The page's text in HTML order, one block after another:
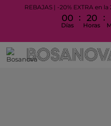
REBAJAS | -20% EXTRA en
00
Días
: 20
Horas
: